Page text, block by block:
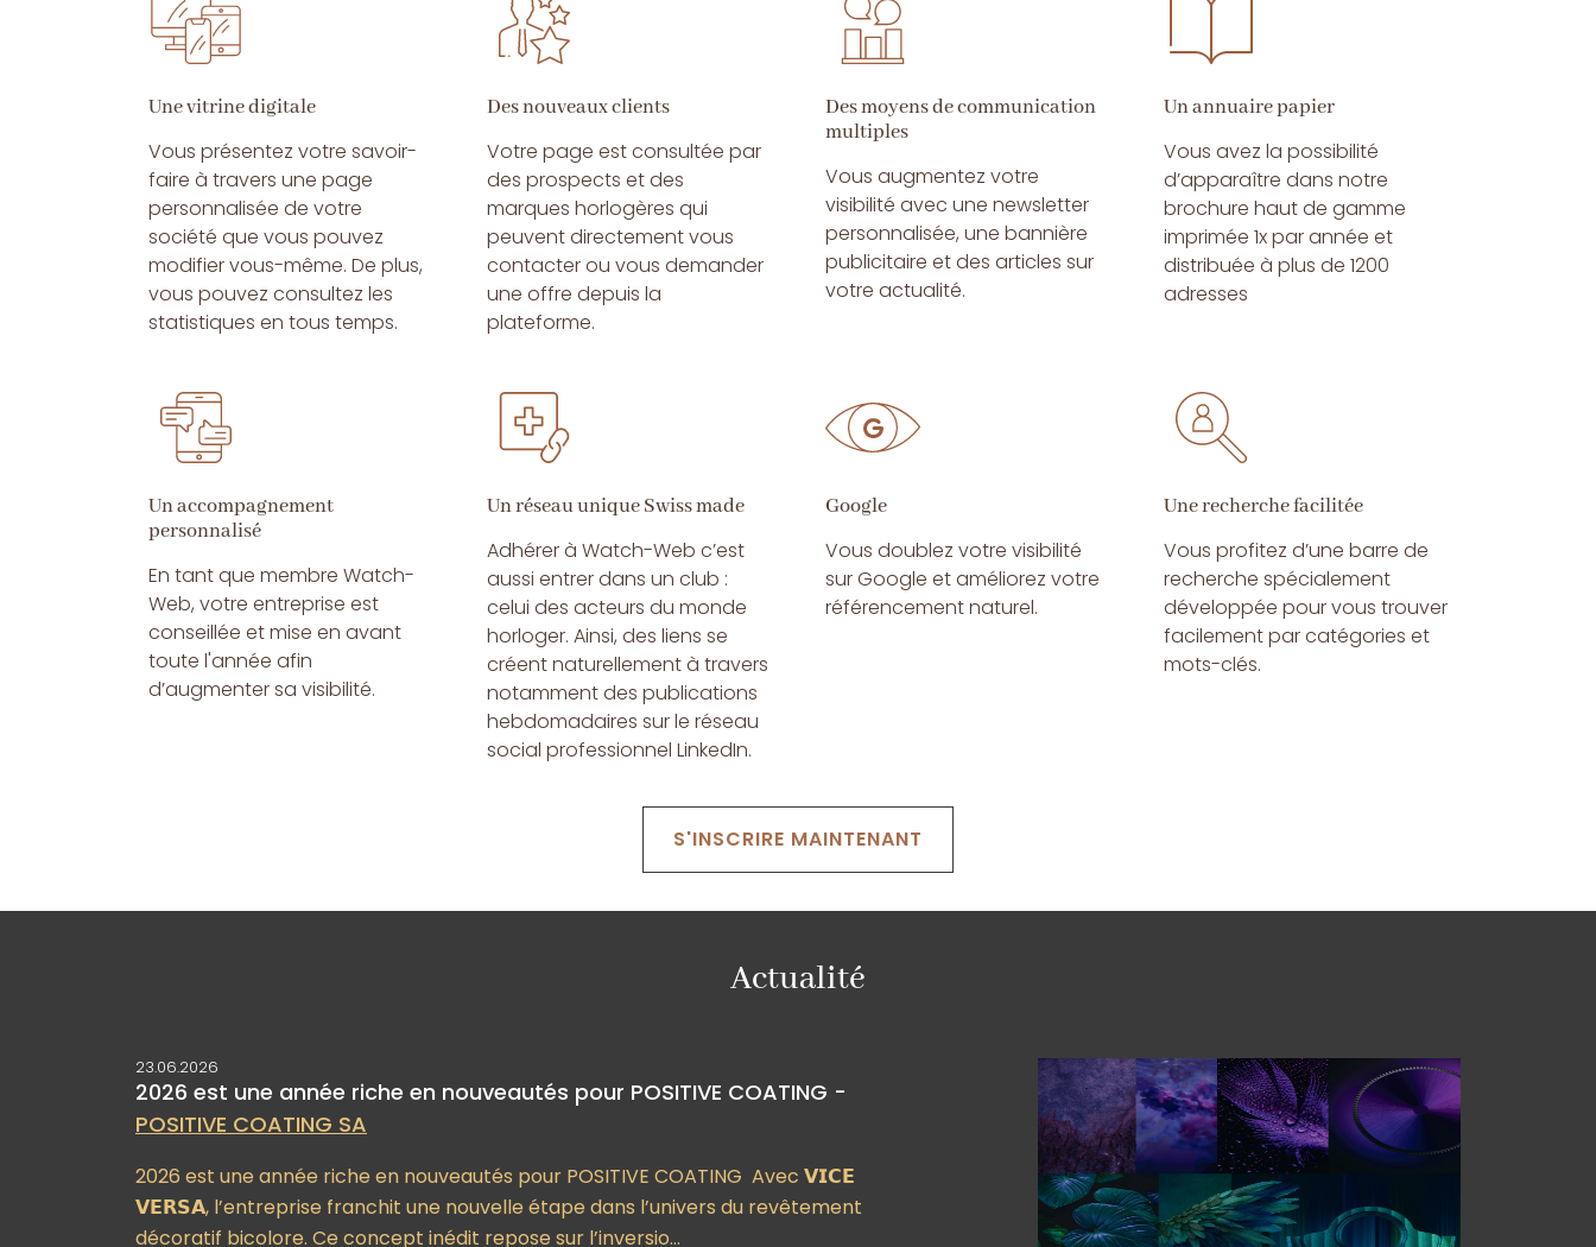
Une vitrine digitale
Vous présentez votre savoir-
faire à travers une page
personnalisée de votre
société que vous pouvez
modifier vous-même. De plus,
vous pouvez consultez les
statistiques en tous temps.
Des nouveaux clients
Votre page est consultée par
des prospects et des
marques horlogères qui
peuvent directement vous
contacter ou vous demander
une offre depuis la
plateforme.
Des moyens de communication
multiples
Vous augmentez votre
visibilité avec une newsletter
personnalisée, une bannière
publicitaire et des articles sur
votre actualité.
Un annuaire papier
Vous avez la possibilité
d’apparaître dans notre
brochure haut de gamme
imprimée 1x par année et
distribuée à plus de 1200
adresses
Un accompagnement
personnalisé
En tant que membre Watch-
Web, votre entreprise est
conseillée et mise en avant
toute l'année afin
d’augmenter sa visibilité.
Un réseau unique Swiss made
Adhérer à Watch-Web c’est
aussi entrer dans un club :
celui des acteurs du monde
horloger. Ainsi, des liens se
créent naturellement à travers
notamment des publications
hebdomadaires sur le réseau
social professionnel LinkedIn.
Google
Vous doublez votre visibilité
sur Google et améliorez votre
référencement naturel.
Une recherche facilitée
Vous profitez d’une barre de
recherche spécialement
développée pour vous trouver
facilement par catégories et
mots-clés.
S'INSCRIRE MAINTENANT
Actualité
23.06.2026
2026 est une année riche en nouveautés pour POSITIVE COATING -
POSITIVE COATING SA
2026 est une année riche en nouveautés pour POSITIVE COATING Avec 𝗩𝗜𝗖𝗘
𝗩𝗘𝗥𝗦𝗔, l’entreprise franchit une nouvelle étape dans l’univers du revêtement
décoratif bicolore. Ce concept inédit repose sur l’inversio...